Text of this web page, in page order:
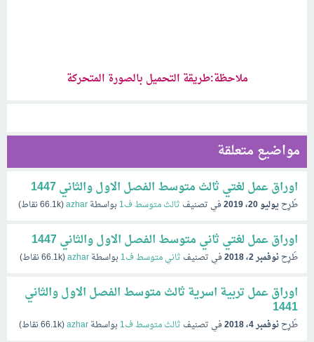
ملاحظة:طريقة التحميل بالصورة المتحركة
مواضيع متعلقة
اوراق عمل لغتي ثالث متوسط الفصل الاول والثاني 1447
طُرِحيوليو 20، 2019 في تصنيف ثالث متوسط ف1 بواسطةazhar
(
66.1kنقاط)
اوراق عمل لغتي ثاني متوسط الفصل الاول والثاني 1447
طُرِحنوفمبر 2، 2018 في تصنيف ثاني متوسط ف1 بواسطةazhar
(
66.1kنقاط)
اوراق عمل تربية اسرية ثالث متوسط الفصل الاول والثاني
1441
طُرِحنوفمبر 4، 2018 في تصنيف ثالث متوسط ف1 بواسطةazhar
(
66.1kنقاط)